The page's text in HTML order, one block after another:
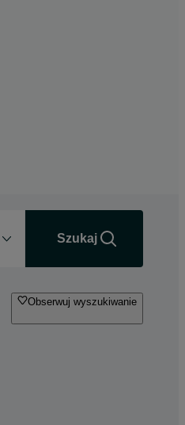
Szukaj
Obserwuj wyszukiwanie